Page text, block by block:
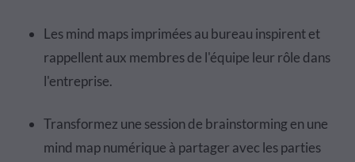
Les mind maps imprimées au bureau inspirent et
rappellent aux membres de l'équipe leur rôle dans
l'entreprise.
Transformez une session de brainstorming en une
mind map numérique à partager avec les parties